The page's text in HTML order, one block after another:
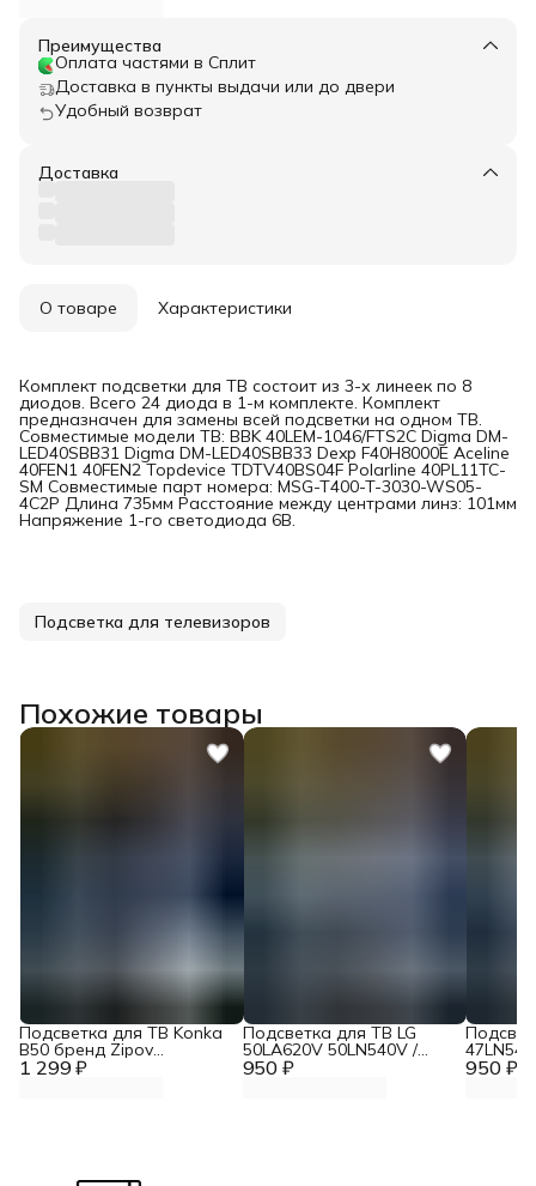
Преимущества
Оплата частями в Сплит
Доставка в пункты выдачи или до двери
Удобный возврат
Доставка
О товаре Характеристики
Комплект подсветки для ТВ состоит из 3-х линеек по 8
диодов. Всего 24 диода в 1-м комплекте. Комплект
предназначен для замены всей подсветки на одном ТВ.
Совместимые модели ТВ: ВВK 40LЕМ-1046/FТS2С Digma DM-
LED40SBB31 Digma DM-LED40SBB33 Dexp F40H8000E Aceline
40FEN1 40FЕN2 Topdevice TDTV40BS04F Polarline 40PL11TC-
SM Совместимые парт номера: MSG-T400-T-3030-WS05-
4C2P Длина 735мм Расстояние между центрами линз: 101мм
Напряжение 1-го светодиода 6В.
Подсветка для телевизоров
Похожие товары
1 299 ₽
Подсветка для ТВ Konka
B50 бренд Zipov
(комплект) 950 ₽
Подсветка для ТВ LG
50LA620V 50LN540V /
TOSHIBA 50L4353RK / 950 ₽